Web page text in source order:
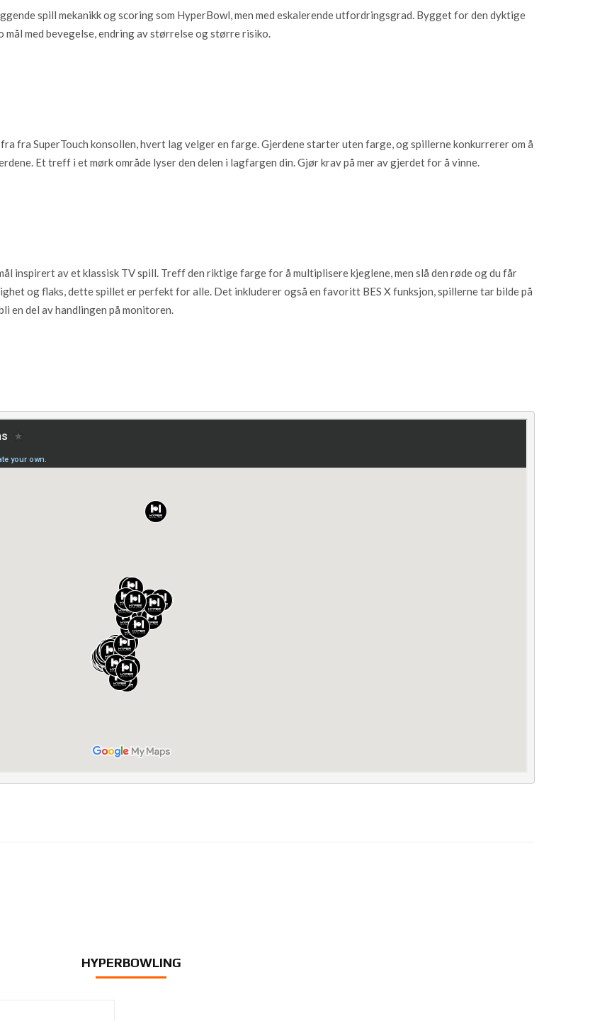
spill mekanikk og scoring som HyperBowl, men med eskalerende utfordringsgrad. Bygget for den dyktige
mål med bevegelse, endring av størrelse og større risiko.
fra SuperTouch konsollen, hvert lag velger en farge. Gjerdene starter uten farge, og spillerne konkurrerer om å
Et treff i et mørk område lyser den delen i lagfargen din. Gjør krav på mer av gjerdet for å vinne.
inspirert av et klassisk TV spill. Treff den riktige farge for å multiplisere kjeglene, men slå den røde og du får
og flaks, dette spillet er perfekt for alle. Det inkluderer også en favoritt BES X funksjon, spillerne tar bilde på
en del av handlingen på monitoren.
HYPERBOWLING